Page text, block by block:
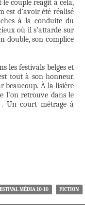
couple réagit à cela,
est d’avoir été réalisé
à la conduite du
où il s’attarde sur
double, son complice
les festivals belges et
tout à son honneur.
beaucoup. À la lisière
l’on retrouve dans le
Un court métrage à
MÉDIA 10-10 FICTION